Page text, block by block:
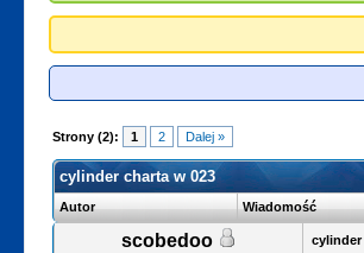
Strony (2): 1 2 Dalej »
cylinder charta w 023
Autor Wiadomość
scobedoo cylinder